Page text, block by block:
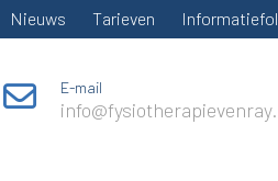
Nieuws Tarieven
E-mail